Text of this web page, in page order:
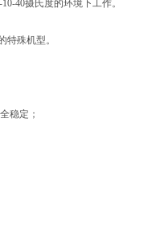
40摄氏度的环境下工作。
特殊机型。
稳定；